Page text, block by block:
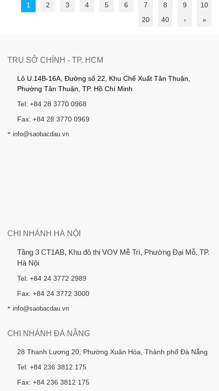
1 2 3 4 5 6 7 8 9
10
20
40 › »
TRỤ SỞ CHÍNH - TP. HCM
Lô U.14B-16A, Đường số 22, Khu Chế Xuất Tân Thuận,
Phường Tân Thuận, TP. Hồ Chí Minh
Tel: +84 28 3770 0968
Fax: +84 28 3770 0969
* info@saobacdau.vn
CHI NHÁNH HÀ NỘI
Tầng 3 CT1AB, Khu đô thị VOV Mễ Trì, Phường Đại Mỗ, TP.
Hà Nội
Tel: +84 24 3772 2989
Fax: +84 24 3772 3000
* info@saobacdau.vn
CHI NHÁNH ĐÀ NẴNG
28 Thanh Lương 20, Phường Xuân Hòa, Thành phố Đà Nẵng
Tel: +84 236 3812 175
Fax: +84 236 3812 175